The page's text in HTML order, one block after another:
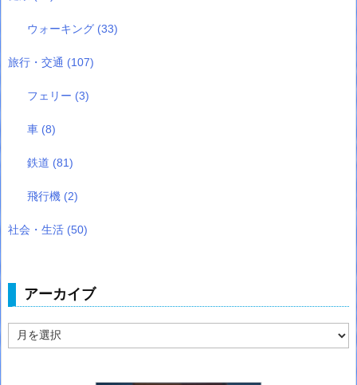
ウォーキング (33)
旅行・交通 (107)
フェリー (3)
車 (8)
鉄道 (81)
飛行機 (2)
社会・生活 (50)
アーカイブ
ー